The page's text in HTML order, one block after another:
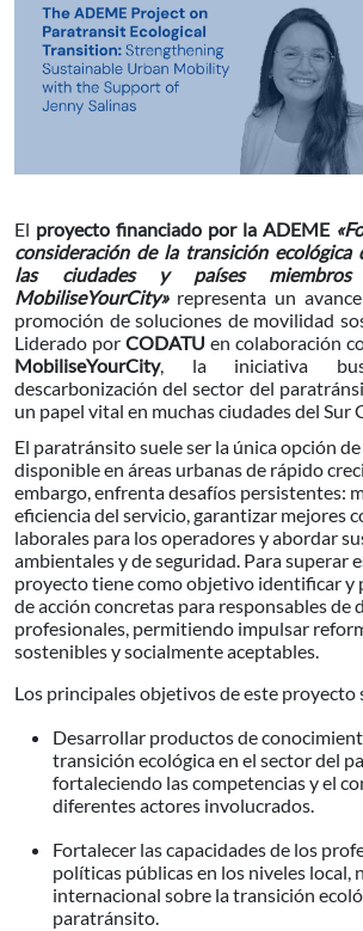
El proyecto financiado por la ADEME
consideración de la transición
las ciudades y países
MobiliseYourCity»representa un
promoción de soluciones de movilidad
Liderado por CODATU en colaboración
MobiliseYourCity, la iniciativa
descarbonización del sector del
un papel vital en muchas ciudades del Sur
El paratránsito suele ser la única opción
disponible en áreas urbanas de rápido
embargo, enfrenta desafíos persistentes:
eficiencia del servicio, garantizar mejores
laborales para los operadores y abordar
ambientales y de seguridad. Para superar
proyecto tiene como objetivo identificar y
de acción concretas para responsables de
profesionales, permitiendo impulsar
sostenibles y socialmente aceptables.
Los principales objetivos de este proyecto
Desarrollar productos de
transición ecológica en el sector del
fortaleciendo las competencias y el
diferentes actores involucrados.
Fortalecer las capacidades de los
políticas públicas en los niveles local,
internacional sobre la transición
paratránsito.